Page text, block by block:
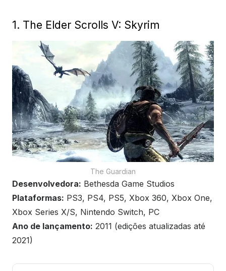
1. The Elder Scrolls V: Skyrim
The Guardian
Desenvolvedora: Bethesda Game Studios
Plataformas: PS3, PS4, PS5, Xbox 360, Xbox One,
Xbox Series X/S, Nintendo Switch, PC
Ano de lançamento: 2011 (edições atualizadas até
2021)